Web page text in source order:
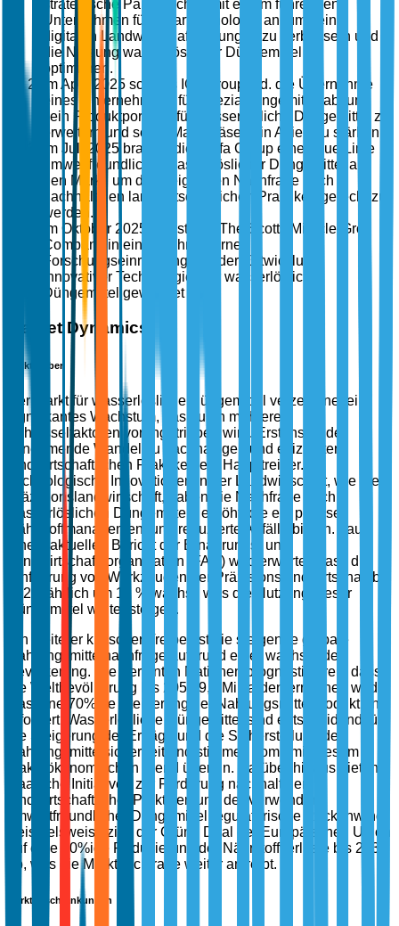
strategische Partnerschaft mit einem führenden
Unternehmen für Agrartechnologie an, um seine
digitalen Landwirtschaftslösungen zu verbessern und
die Nutzung wasserlöslicher Düngemittel zu
optimieren.
Im April 2025 schloss ICL Group Ltd. die Übernahme
eines Unternehmens für Spezialdüngemittel ab, um
sein Produktportfolio für wasserlösliche Düngemittel zu
erweitern und seine Marktpräsenz in Asien zu stärken.
Im Juli 2025 brachte die Haifa Group eine neue Linie
umweltfreundlicher wasserlöslicher Düngemittel auf
den Markt, um der steigenden Nachfrage nach
nachhaltigen landwirtschaftlichen Praktiken gerecht zu
werden.
Im Oktober 2025 investierte The Scotts Miracle-Gro
Company in eine hochmoderne
Forschungseinrichtung, die der Entwicklung
innovativer Technologien für wasserlösliche
Düngemittel gewidmet ist.
Market Dynamics
Markttreiber
Der Markt für wasserlösliche Düngemittel verzeichnet ein
signifikantes Wachstum, das durch mehrere
Schlüsselfaktoren vorangetrieben wird. Erstens ist der
zunehmende Wandel zu nachhaltigen und effizienten
landwirtschaftlichen Praktiken ein Haupttreiber.
Technologische Innovationen in der Landwirtschaft, wie die
Präzisionslandwirtschaft, haben die Nachfrage nach
wasserlöslichen Düngemitteln erhöht, die ein präzises
Nährstoffmanagement und reduzierte Abfälle bieten. Laut
einem aktuellen Bericht der Ernährungs- und
Landwirtschaftsorganisation (FAO) wird erwartet, dass die
Einführung von Werkzeugen der Präzisionslandwirtschaft bis
2025 jährlich um 12 % wächst, was die Nutzung dieser
Düngemittel weiter steigert.
Ein weiterer kritischer Treiber ist die steigende globale
Nahrungsmittelnachfrage aufgrund einer wachsenden
Bevölkerung. Die Vereinten Nationen prognostizieren, dass
die Weltbevölkerung bis 2050 9,7 Milliarden erreichen wird,
was eine 70%ige Steigerung der Nahrungsmittelproduktion
erfordert. Wasserlösliche Düngemittel sind entscheidend für
die Steigerung der Erträge und die Sicherstellung der
Nahrungsmittelsicherheit und stimmen somit mit diesem
makroökonomischen Trend überein. Darüber hinaus bieten
staatliche Initiativen zur Förderung nachhaltiger
landwirtschaftlicher Praktiken und der Verwendung
umweltfreundlicher Düngemittel regulatorische Rückenwind.
Beispielsweise zielt der Grüne Deal der Europäischen Union
auf eine 50%ige Reduzierung der Nährstoffverluste bis 2030
ab, was die Marktnachfrage weiter antreibt.
Marktbeschränkungen